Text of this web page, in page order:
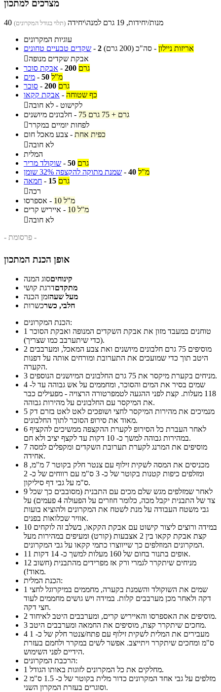
מצרכים למתכון
40 מנות/יחידות, 19 גרם למנה\יחידה (תלוי בגודל המקרונים)
עוגיות המקרונים
שקדים טבעיים טחונים - 2 אריזות ניילון - סה"כ (200 גרם)
אבקת שקדים מנופה
אבקת סוכר - 200 גרם
מים - 50 מ"ל
סוכר - 200 גרם
אבקת קקאו - כף שטוחה
לקישוט - לא חובה
חלבונים מיושנים -
75 גרם + 75 גרם
לפחות יומיים במקרר
צבע מאכל חום - כפית אחת
לא חובה
המלית
שוקולד מריר - 50 גרם
שמנת מתוקה להקצפה 32% שומן - 40 מ"ל
חמאה - 15 גרם
רכה
אספרסו -
10 מ"ל
אייריש קרים -
10 מ"ל
לא חובה
- פרסומת -
אופן הכנת המתכון
קינוחיםסוג המנה
מתקדםדרגת קושי
מעל שעהזמן הכנה
חלבי, כשרכשרות
הכנת המקרונים:
1
(כדי שיתערבב כמו שצריך).
2
היטב תוך כדי שמועכים את התערובת ומורחים אותה על דפנות
הקערה.
3
מניחים בקערת מיקסר את 75 גרם החלבונים המיושנים הנוספים.
4
118 מעלות. קצת לפני ההגעה לטמפרטורה הרצויה - מפעילים כבר
את המיקסר עם החלבונים על מהירות גבוהה.
5
מאוד את סירופ הסוכר לתוך החלבונים.
6
במהירות גבוהה למשך כ- 10 דקות עד לקצף יציב ולא חם.
7
אחידה.
8
ומזלפים כיפות קטנות בקוטר של כ- 3 ס"מ עם רווחים של כ- 2
ס"מ על גבי דף סיליקון.
9
צד של התבנית יקבל מכה, כלומר חוזרים על הפעולה 4 פעמים) על
גבי משטח העבודה על מנת לשטח את המקרונים ולהוציא בועות
אוויר שכלואות בפנים.
10
קצת אבקת קקאו בין 2 אצבעות (קורט) ומעיפים במהירות מעל
המקרונים המוזלפים כך שייווצרו כתמי קקאו על גבי המקרונים.
11
אופים בתנור בחום של 160 מעלות למשך כ- 14 דקות.
12
מאוד!).
הכנת המלית:
1
דקה ולאחר מכן מערבבים קלות. במידה ויש גושים מחממים לעוד
חצי דקה.
2
מוסיפים את האספרסו והאייריש קרים, ומערבבים היטב לאיחוד.
3
מחכים שיתקרר קצת, מוסיפים את החמאה ומערבבים היטב.
4
ס"מ ומחכים שיתקרר ויתייצב. אפשר לשים במקרר ולחמם בעזרת
הידיים לפני השימוש.
הרכבת המקרונים:
1
מחלקים את כל המקרונים לזוגות באותו הגודל.
2
וסוגרים בעזרת המקרון השני.